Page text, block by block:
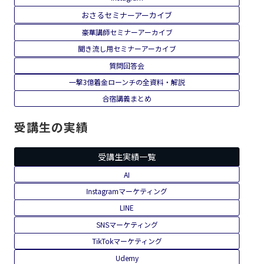
X（旧Twitter）
LINE・メルマガ
ローンチ動画
セールス
外注化
購入者特典
UTAGE
豪華講師セミナーアーカイブ
聞き流し用セミナーアーカイブ
質問回答会
一撃3億着金ローンチの全資料・解説
合宿講義まとめ
受講生の実績